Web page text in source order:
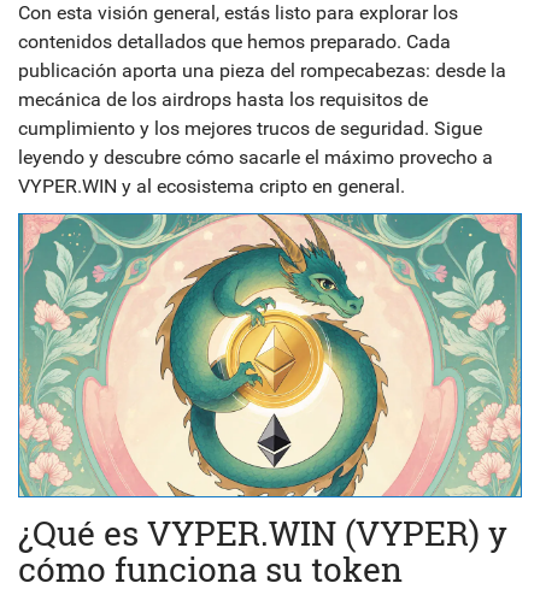
Con esta visión general, estás listo para explorar los
contenidos detallados que hemos preparado. Cada
publicación aporta una pieza del rompecabezas: desde la
mecánica de los airdrops hasta los requisitos de
cumplimiento y los mejores trucos de seguridad. Sigue
leyendo y descubre cómo sacarle el máximo provecho a
VYPER.WIN y al ecosistema cripto en general.
¿Qué es VYPER.WIN (VYPER) y
cómo funciona su token